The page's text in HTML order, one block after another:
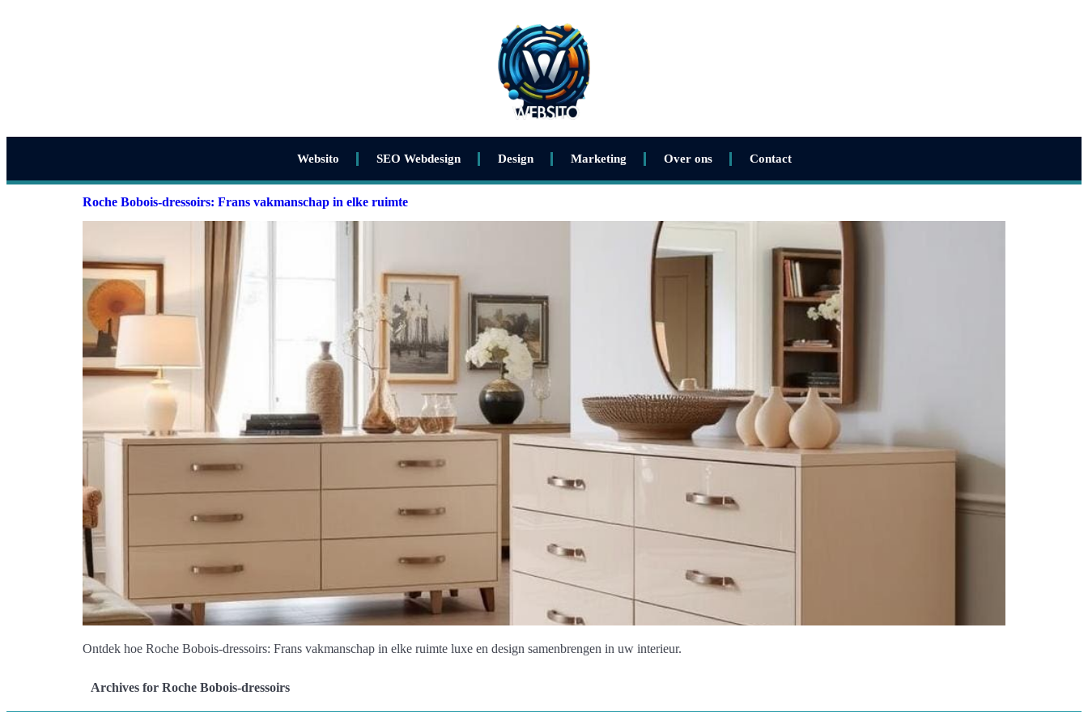
Websito SEO Webdesign Design Marketing Over ons Contact
Roche Bobois-dressoirs: Frans vakmanschap in elke ruimte
Ontdek hoe Roche Bobois-dressoirs: Frans vakmanschap in elke ruimte luxe en design samenbrengen in uw interieur.
Archives for Roche Bobois-dressoirs